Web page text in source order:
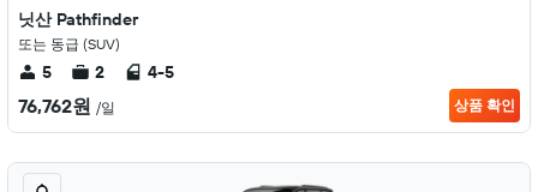
닛산 Pathfinder
또는 동급 (SUV)
5 2 4-5
76,762원 /일 상품 확인